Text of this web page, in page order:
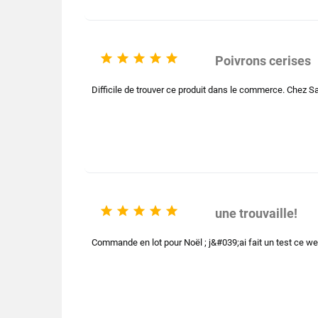
     Poivrons cerises
Difficile de trouver ce produit dans le commerce. Chez
     une trouvaille!
Commande en lot pour Noël ; j&#039;ai fait un test ce